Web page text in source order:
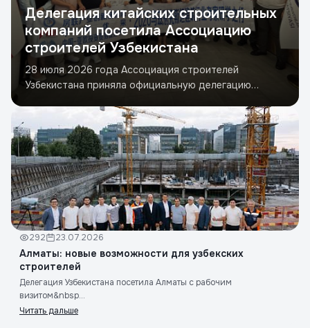
Отправить заявку
Делегация китайских строительных
компаний посетила Ассоциацию
строителей Узбекистана
28 июля 2026 года Ассоциация строителей
Узбекистана приняла официальную делегацию
292 23.07.2026
Алматы: новые возможности для узбекских
строителей
Делегация Узбекистана посетила Алматы с рабочим
визитом&nbsp...
Читать дальше